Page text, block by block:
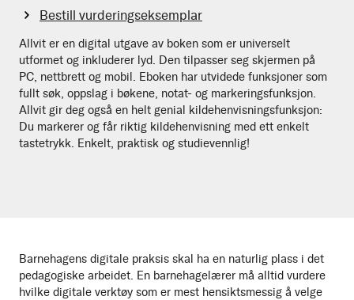
Barnehagens digitale praksis skal ha en naturlig plass i det
pedagogiske arbeidet. En barnehagelærer må alltid vurdere
hvilke digitale verktøy som er mest hensiktsmessig å velge
Bestill vurderingseksemplar
Allvit er en digital utgave av boken som er universelt
utformet og inkluderer lyd. Den tilpasser seg skjermen på
PC, nettbrett og mobil. Eboken har utvidede funksjoner som
fullt søk, oppslag i bøkene, notat- og markeringsfunksjon.
Allvit gir deg også en helt genial kildehenvisningsfunksjon:
Du markerer og får riktig kildehenvisning med ett enkelt
tastetrykk. Enkelt, praktisk og studievennlig!